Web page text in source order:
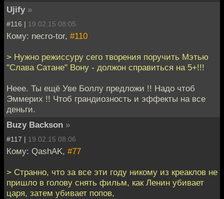
Ujify »
#116 | 19.02.15 08:05
Кому: necro-tor, #110
> Нужно режиссуру сего творения поручить Мэтью
"Слава Сатане" Вону - должон справиться на 5+!!!
Неее. Ты ещё Уве Боллу предложи !! Надо чтоб
Эммерих !! Чтоб грандиозность и эффекты на все
деньги.
Buzy Backson »
#117 | 19.02.15 08:06
Кому: QashAK, #77
> Странно, что за все эти году никому из креаклов не
пришло в голову снять фильм, как Ленин убивает
царя, затем убивает попов,